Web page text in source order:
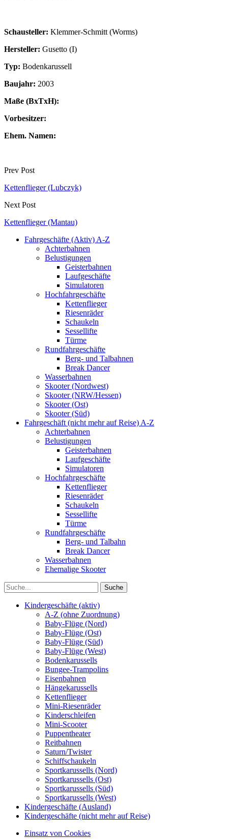
Schausteller: Klemmer-Schmitt (Worms)
Hersteller: Gusetto (I)
Typ: Bodenkarussell
Baujahr: 2003
Maße (BxTxH):
Vorbesitzer:
Ehem. Namen:
Prev Post
Kettenflieger (Lubczyk)
Next Post
Kettenflieger (Mantau)
Fahrgeschäfte (Aktiv) A-Z
Achterbahnen
Belustigungen
Geisterbahnen
Laufgeschäfte
Simulatoren
Hochfahrgeschäfte
Kettenflieger
Riesenräder
Schaukeln
Sessellifte
Türme
Rundfahrgeschäfte
Berg- und Talbahnen
Break Dancer
Wasserbahnen
Skooter (Nordwest)
Skooter (NRW/Hessen)
Skooter (Ost)
Skooter (Süd)
Fahrgeschäft (nicht mehr auf Reise) A-Z
Achterbahnen
Belustigungen
Geisterbahnen
Laufgeschäfte
Simulatoren
Hochfahrgeschäfte
Kettenflieger
Riesenräder
Schaukeln
Sessellifte
Türme
Rundfahrgeschäfte
Berg- und Talbahn
Break Dancer
Wasserbahnen
Ehemalige Skooter
Kindergeschäfte (aktiv)
A-Z (ohne Zuordnung)
Baby-Flüge (Nord)
Baby-Flüge (Ost)
Baby-Flüge (Süd)
Baby-Flüge (West)
Bodenkarussells
Bungee-Trampolins
Eisenbahnen
Hängekarussells
Kettenflieger
Mini-Riesenräder
Kinderschleifen
Mini-Scooter
Puppentheater
Reitbahnen
Saturn/Twister
Schiffschaukeln
Sportkarussells (Nord)
Sportkarussells (Ost)
Sportkarussells (Süd)
Sportkarussells (West)
Kindergeschäfte (Ausland)
Kindergeschäfte (nicht mehr auf Reise)
Einsatz von Cookies